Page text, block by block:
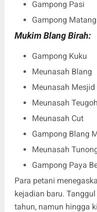
Gampong Pasi
Gampong
Mukim Blang Birah:
Gampong Kuku
Meunasah Blang
Meunasah Mesjid
Meunasah Teugoh
Meunasah Cut
Gampong Blang
Meunasah
Gampong Paya
Para petani
kejadian baru.
tahun, namun hingga